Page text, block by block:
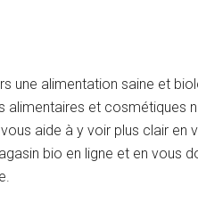
une alimentation saine et
et cosmétiques
vous aide à y voir plus clair
bio en ligne et en vous